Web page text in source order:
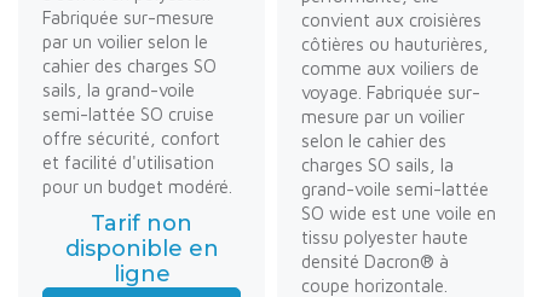
Fabriquée sur-mesure
par un voilier selon le
cahier des charges SO
sails, la grand-voile
semi-lattée SO cruise
offre sécurité, confort
et facilité d'utilisation
pour un budget modéré.
Tarif non
disponible en
ligne
convient aux croisières
côtières ou hauturières,
comme aux voiliers de
voyage. Fabriquée sur-
mesure par un voilier
selon le cahier des
charges SO sails, la
grand-voile semi-lattée
SO wide est une voile en
tissu polyester haute
densité Dacron® à
coupe horizontale.